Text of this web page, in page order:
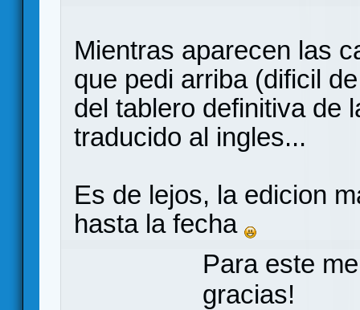
Mientras aparecen las
que pedi arriba (dificil
del tablero definitiva de
traducido al ingles...
Es de lejos, la edicion
hasta la fecha
Para este
gracias!